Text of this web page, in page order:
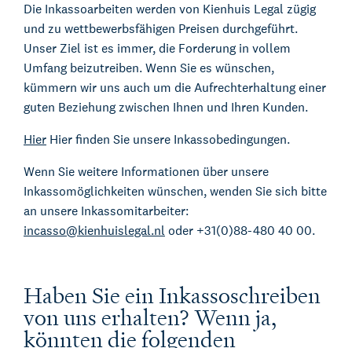
Die Inkassoarbeiten werden von Kienhuis Legal zügig
und zu wettbewerbsfähigen Preisen durchgeführt.
Unser Ziel ist es immer, die Forderung in vollem
Umfang beizutreiben. Wenn Sie es wünschen,
kümmern wir uns auch um die Aufrechterhaltung einer
guten Beziehung zwischen Ihnen und Ihren Kunden.
Hier Hier finden Sie unsere Inkassobedingungen.
Wenn Sie weitere Informationen über unsere
Inkassomöglichkeiten wünschen, wenden Sie sich bitte
an unsere Inkassomitarbeiter:
incasso@kienhuislegal.nl oder +31(0)88-480 40 00.
Haben Sie ein Inkassoschreiben
von uns erhalten? Wenn ja,
könnten die folgenden